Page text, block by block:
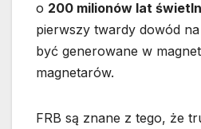
o 200 milionów lat
pierwszy twardy dowód
być generowane w
magnetarów.
FRB są znane z tego, że